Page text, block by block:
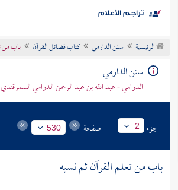
موضوعي
تراجم الأعلام
الرئيسية سنن الدارمي كتاب فضائل القرآن باب من
سنن الدارمي
الدرامي - عبد الله بن عبد الرحمن الدرامي السمرقندي
جزء 2 صفحة 530
باب من تعلم القرآن ثم نسيه